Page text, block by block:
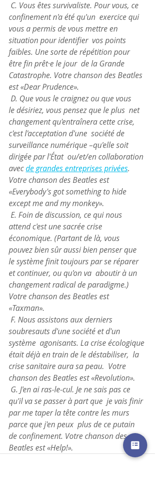
confinement n'a été qu'un  exercice qui
vous a permis de vous mettre en
situation pour identifier  vos points
faibles. Une sorte de répétition pour
être fin prêt·e le jour  de la Grande
Catastrophe. Votre chanson des Beatles
est «Dear Prudence».
le désiriez, vous pensez que le plus  net
changement qu'entraînera cette crise,
c'est l'acceptation d'une  société de
surveillance numérique –qu'elle soit
dirigée par l'État  ou/et/en collaboration
avec de grandes entreprises privées.
Votre chanson des Beatles est
«Everybody's got something to hide
except me and my monkey».
attend c'est une sacrée crise
économique. (Partant de là, vous
pouvez bien sûr aussi bien penser que
le système finit toujours par se réparer
et continuer, ou qu'on va  aboutir à un
changement radical de paradigme.)
Votre chanson des Beatles est
«Taxman».
soubresauts d'une société et d'un
système  agonisants. La crise écologique
était déjà en train de le déstabiliser,  la
crise sanitaire aura sa peau.  Votre
chanson des Beatles est «Revolution».
qu'il va se passer à part que  je vais finir
par me taper la tête contre les murs
parce que j'en peux  plus de ce putain
de confinement. Votre chanson des
Beatles est «Help!».